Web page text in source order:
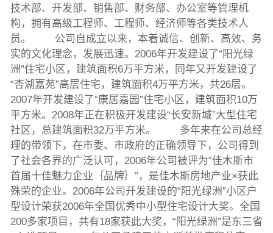
技术部、开发部、销售部、财务部、办公室等管理机
构，拥有高级工程师、工程师、经济师等各类技术人
员。 公司自成立以来，本着诚信、创新、高效、务
实的文化理念，发展迅速。2006年开发建设了“阳光绿
洲”住宅小区，建筑面积6万平方米，同年又开发建设了
“杏湖嘉苑”高层住宅，建筑面积4万平方米，共26层。
2007年开发建设了“康居嘉园”住宅小区，建筑面积10万
平方米。2008年正在积极开发建设“长安新城”大型住宅
社区，总建筑面积32万平方米。 多年来在公司总经
理的带领下，在市委、市政府的正确领导下，公司得到
了社会各界的广泛认可，2006年公司被评为“佳木斯市
首届十佳魅力企业｛品牌｝”，是佳木斯房地产业×获此
殊荣的企业。2006年公司开发建设的“阳光绿洲”小区户
型设计荣获2006年全国优秀中小型住宅设计大奖。全国
200多家项目，共有18家获此大奖，“阳光绿洲”是东三省